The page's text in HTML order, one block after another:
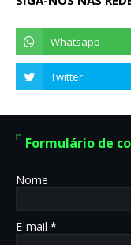
Formulário de
Nome
E-mail *